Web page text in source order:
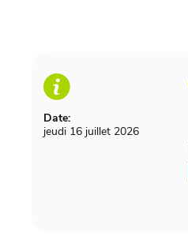
Date:
jeudi 16 juillet 2026